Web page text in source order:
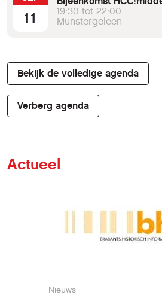
11
19:30 tot 22:00
Munstergeleen
Bekijk de volledige agenda
Verberg agenda
Actueel
Nieuws